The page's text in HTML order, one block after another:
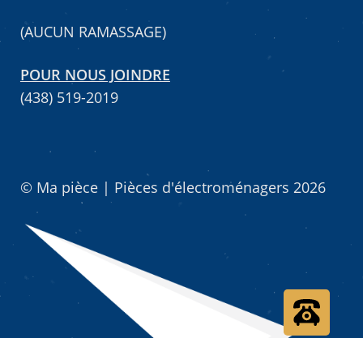
Mettez cette page dans vos favoris!
(AUCUN RAMASSAGE)
POUR NOUS JOINDRE
(438) 519-2019
© Ma pièce | Pièces d'électroménagers 2026